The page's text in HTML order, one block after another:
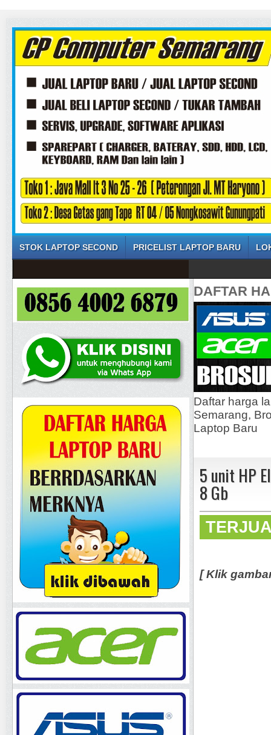
STOK LAPTOP SECOND PRICELIST LAPTOP BARU
DAFTAR
Daftar harga
Semarang,
Laptop Baru
5 unit HP
8 Gb
[ Klik